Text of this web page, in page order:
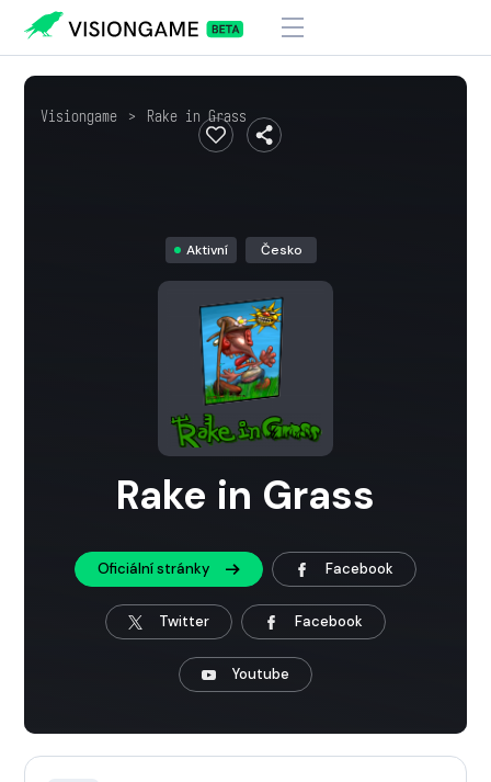
Visiongame > Rake in Grass
Aktivní Česko
Rake in Grass
Oficiální stránky Facebook
Twitter Facebook
Youtube